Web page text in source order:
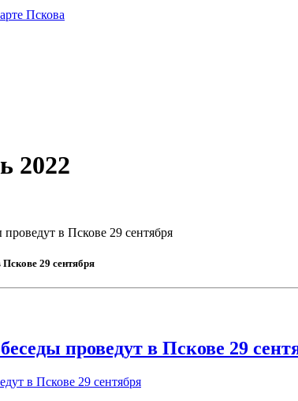
Пскова
2022
в Пскове 29 сентября
29 сентября
проведут в Пскове 29
в Пскове 29 сентября